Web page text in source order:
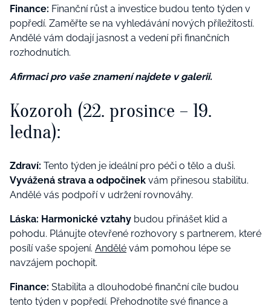
Finance: Finanční růst a investice budou tento týden v
popředí. Zaměřte se na vyhledávání nových příležitostí.
Andělé vám dodají jasnost a vedení při finančních
rozhodnutích.
Afirmaci pro vaše znamení najdete v galerii.
Kozoroh (22. prosince – 19.
ledna):
Zdraví: Tento týden je ideální pro péči o tělo a duši.
Vyvážená strava a odpočinek vám přinesou stabilitu.
Andělé vás podpoří v udržení rovnováhy.
Láska: Harmonické vztahy budou přinášet klid a
pohodu. Plánujte otevřené rozhovory s partnerem, které
posílí vaše spojení. Andělé vám pomohou lépe se
navzájem pochopit.
Finance: Stabilita a dlouhodobé finanční cíle budou
tento týden v popředí. Přehodnotíte své finance a